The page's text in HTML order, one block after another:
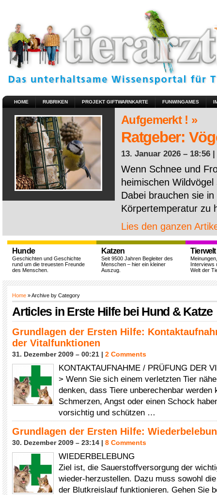
HOME RUBRIKEN PROJEKT GIFTWARNKARTE FUNWINGAMES
Aufgemerkt ! »
Ratgeber:
13. Januar 2026 – 18:56 |
Wenn Schnee und
heimischen
Dabei brauchen sie
Körpertemperatur zu
Lies den ganzen
Hunde
Geschichten und Geschichte
rund um die treuesten Freunde
des Menschen.
Katzen
Seit 9500 Jahren Begleiter des
Menschen – hier ein kleiner
Auszug.
Tierwelt
Interviews
Welt der
Home » Archive by Category
Articles in Erste Hilfe bei Hund & Katze
Grundlagen der Ersten Hilfe:
der Vitalfunktionen
31. Dezember 2009 – 00:21 | 2 Comments
KONTAKTAUFNAHME / PRÜFUNG DER
> Wenn Sie sich einem verletzten Tier
denken, dass Tiere unberechenbar werden
Schmerzen, Angst oder einen Schock
vorsichtig und schützen …
Grundlagen der Ersten Hilfe:
30. Dezember 2009 – 23:14 | 8 Comments
WIEDERBELEBUNG
Ziel ist, die Sauerstoffversorgung der
wieder-herzustellen. Dazu muss sowohl
der Blutkreislauf funktionieren. Gehen Sie